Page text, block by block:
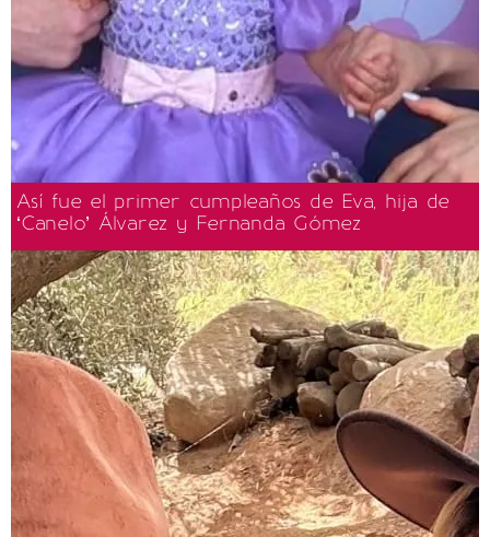
Así fue el primer cumpleaños de Eva, hija de
‘Canelo’ Álvarez y Fernanda Gómez